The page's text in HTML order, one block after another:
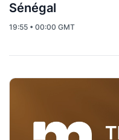
Sénégal
19:55 • 00:00 GMT